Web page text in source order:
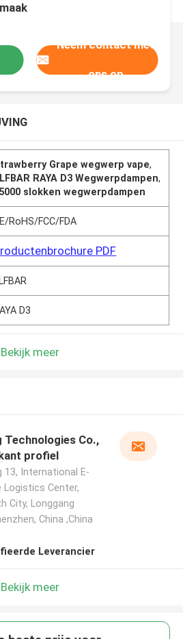
Neem contact met
ons op
Grape wegwerp vape,
RAYA D3 Wegwerpdampen,
slokken wegwerpdampen
RoHS/FCC/FDA
PDF
D3
Bekijk meer
Technologies Co.,
profiel
13, International E-
Logistics Center,
City, Longgang
China ,China
Leverancier
Bekijk meer